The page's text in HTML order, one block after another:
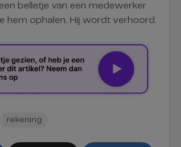
belletje van een medewerker
hem ophalen. Hij wordt verhoord.
rekening